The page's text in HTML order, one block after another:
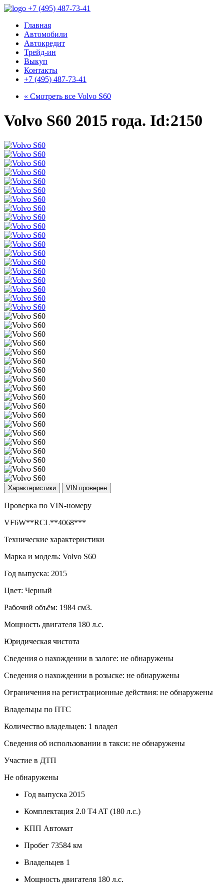
+7 (495) 487-73-41
Главная
Автомобили
Автокредит
Трейд-ин
Выкуп
Контакты
+7 (495) 487-73-41
« Смотреть все Volvo S60
Volvo S60 2015 года. Id:2150
Характеристики VIN проверен
Проверка по VIN-номеру
VF6W**RCL**4068***
Технические характеристики
Марка и модель: Volvo S60
Год выпуска: 2015
Цвет: Черный
Рабочий объём: 1984 см3.
Мощность двигателя 180 л.с.
Юридическая чистота
Сведения о нахождении в залоге: не обнаружены
Сведения о нахождении в розыске: не обнаружены
Ограничения на регистрационные действия: не обнаружены
Владельцы по ПТС
Количество владельцев: 1 владел
Сведения об использовании в такси: не обнаружены
Участие в ДТП
Не обнаружены
Год выпуска 2015
Комплектация 2.0 T4 AT (180 л.с.)
КПП Автомат
Пробег 73584 км
Владельцев 1
Мощность двигателя 180 л.с.